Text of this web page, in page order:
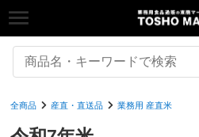
全商品 産直・直送品 業務用 産直米